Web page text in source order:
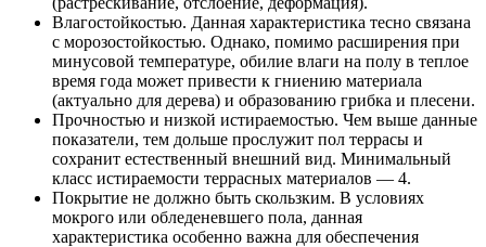
Влагостойкостью. Данная характеристика тесно связана
с морозостойкостью. Однако, помимо расширения при
минусовой температуре, обилие влаги на полу в теплое
время года может привести к гниению материала
(актуально для дерева) и образованию грибка и плесени.
Прочностью и низкой истираемостью. Чем выше данные
показатели, тем дольше прослужит пол террасы и
сохранит естественный внешний вид. Минимальный
класс истираемости террасных материалов — 4.
Покрытие не должно быть скользким. В условиях
мокрого или обледеневшего пола, данная
характеристика особенно важна для обеспечения